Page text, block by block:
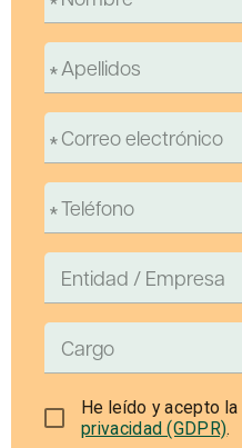
He leído y acepto la
privacidad (GDPR).